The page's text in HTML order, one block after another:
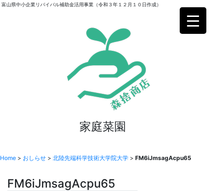
富山県中小企業リバイバル補助金活用事業（令和３年１２月１０日作成）
家庭菜園
Home > おしらせ > 北陸先端科学技術大学院大学 > FM6iJmsagAcpu65
FM6iJmsagAcpu65